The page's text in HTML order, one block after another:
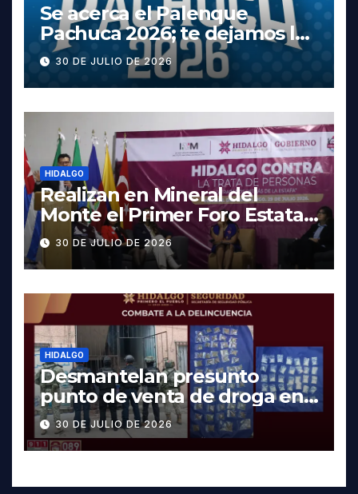
Se acerca el Palenque
Pachuca 2026; te dejamos la
cartelera completa, las
fechas y los precios
30 DE JULIO DE 2026
HIDALGO
Realizan en Mineral del
Monte el Primer Foro Estatal
contra la Trata de Personas
30 DE JULIO DE 2026
HIDALGO
Desmantelan presunto
punto de venta de droga en
Pachuca; hay dos detenidos
30 DE JULIO DE 2026